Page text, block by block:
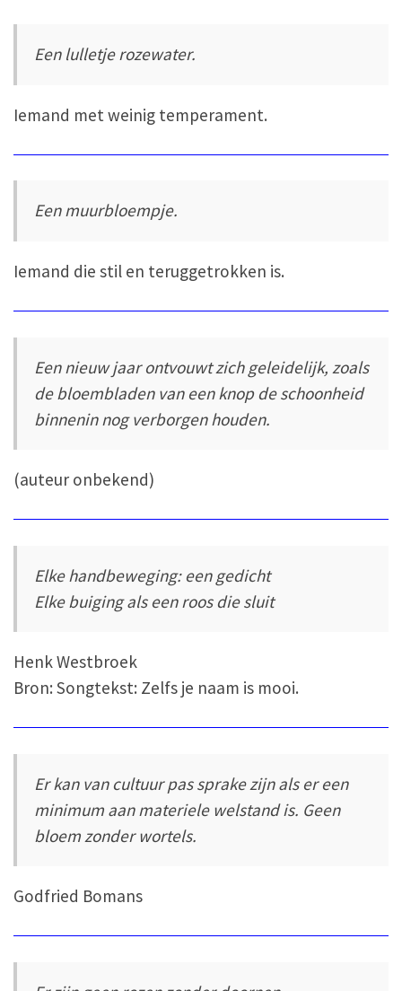
Een lulletje rozewater.
Iemand met weinig temperament.
Een muurbloempje.
Iemand die stil en teruggetrokken is.
Een nieuw jaar ontvouwt zich geleidelijk, zoals
de bloembladen van een knop de schoonheid
binnenin nog verborgen houden.
(auteur onbekend)
Elke handbeweging: een gedicht
Elke buiging als een roos die sluit
Henk Westbroek
Bron: Songtekst: Zelfs je naam is mooi.
Er kan van cultuur pas sprake zijn als er een
minimum aan materiele welstand is. Geen
bloem zonder wortels.
Godfried Bomans